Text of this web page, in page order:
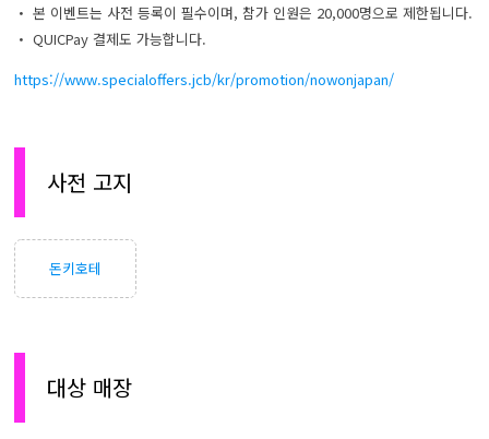
・ 본 이벤트는 사전 등록이 필수이며, 참가 인원은 20,000명으로 제한됩니다.
・ QUICPay 결제도 가능합니다.
https://www.specialoffers.jcb/kr/promotion/nowonjapan/
사전 고지
돈키호테
대상 매장